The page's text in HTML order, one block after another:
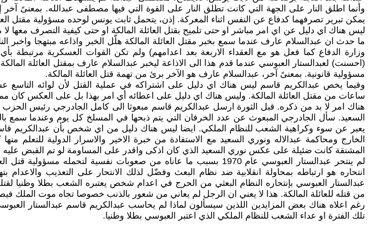
وأنما اطلق النار على الجهة التي كانت تطلق النار على القوة التي فيها مصطفى عبدالله. بمعنىً
يمكن تبرير تصرفهما كدفاع عن النفس اثناء المعركة. إذن، يتحمل ثابت يونس لوحده مسؤولية مقتل
ليس هناك اي دليل عن اي امر مباشر او حتى تلميح بقتل العائلة المالكة او حتى كيفية التصرف
ما حدث ان عبدالسلام عارف عندما سمع بخبر مقتل العائلة المالكة هلّل الخبر واذاعه مبتهجا واخبر
وزارة الدفاع كما فعل هو مع العقداء الاربعة بعد اعدامهم) ولم تكن القوات العسكرية
(احسنت) لعبدالستار العبوسي عندما قدم هذا الى الاذاعة ليخبر عبدالسلام عارف بمقتل العائلة
مسؤولية قانونية. بمعنىً آخر، عبدالسلام عارف هو الآخر برئ من تهمة قتل العائلة المالكة.
وفيما يخص عبدالكريم قاسم ليس هناك اي دليل على اشتراكه في عملية القتل لأن لوائه التاسع
ساعات من مقتل العائلة المالكة. وليس هناك اي دليل على اعطائه أي امر بهذا بل على العكس كان
هناك امر لا بد من ذكره. قبل الثورة ارسل عبدالكريم قاسم مبعوثا الى كامل الجادرجي رئيس
السعيد. سأل الجادرجي المبعوث عن عدد الخرفان التي يتم ذبحها في المسلخ كل يوم وعندما سمع
يعبر عن سوء وكراهية الشعب للنظام الملكي. ايضا ليس هناك دليل من اي شخص بأن عبدالكريم
الخارج ومحاكمة عبدالاله ونوري السعيد مع الاستفادة من خبرة الاخير والاسرار الدولية
المشنقة كانت ضئيلة على عكس نوري السعيد الذي كان اذكى واقدر على المساومة لو تم القبض عليه
انتحاره هو ارتباطه بمحاولة انقلابية ضد نظام البعث وفضّل لذلك الانتحار على التعذيب
عبدالستار العبوسي بإنتحاره النظام البعثي من الحرج في اعدام شخص يعتبره الشعب بطلا وطنيا
من قتله للعائلة المالكة. هذا لا يعني ان الرجل لم يعاني من شعور بالذنب خصوصا تجاه موت الملك فيصل
رغم اعلاه هناك بعض المزايدين اللذين سيسألون لماذا لم يحاسب عبدالكريم قاسم عبدالستار
تلك الفترة او عداء الشعب للنظام الملكي الذي اعتبر العبوسي بطلا وطنيا.